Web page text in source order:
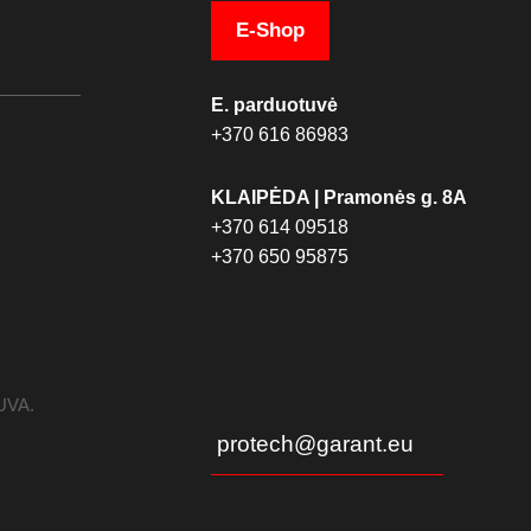
E-Shop
E. parduotuvė
+370 616 86983
KLAIPĖDA | Pramonės g. 8A
+370 614 09518
+370 650 95875
protech@garant.eu